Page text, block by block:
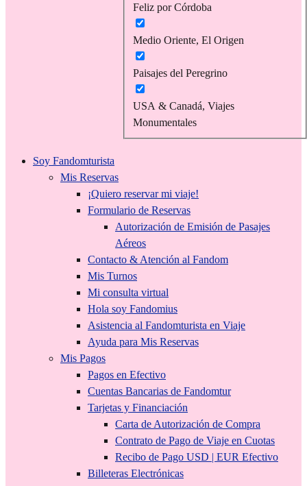
Feliz por Córdoba
Medio Oriente, El Origen
Paisajes del Peregrino
USA & Canadá, Viajes
Monumentales
Soy Fandomturista
Mis Reservas
¡Quiero reservar mi viaje!
Formulario de Reservas
Autorización de Emisión de Pasajes
Aéreos
Contacto & Atención al Fandom
Mis Turnos
Mi consulta virtual
Hola soy Fandomius
Asistencia al Fandomturista en Viaje
Ayuda para Mis Reservas
Mis Pagos
Pagos en Efectivo
Cuentas Bancarias de Fandomtur
Tarjetas y Financiación
Carta de Autorización de Compra
Contrato de Pago de Viaje en Cuotas
Recibo de Pago USD | EUR Efectivo
Billeteras Electrónicas